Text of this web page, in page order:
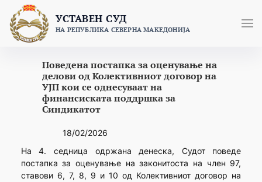
content
УСТАВЕН СУД
НА РЕПУБЛИКА СЕВЕРНА МАКЕДОНИЈА
Поведена постапка за оценување на
делови од Колективниот договор на
УЈП кои се однесуваат на
финансиската поддршка за
Синдикатот
18/02/2026
На 4. седница одржана денеска, Судот поведе
постапка за оценување на законитоста на член 97,
ставови 6, 7, 8, 9 и 10 од Колективниот договор на